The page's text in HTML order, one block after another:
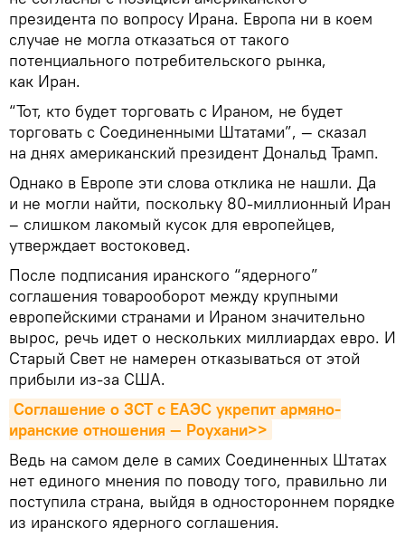
президента по вопросу Ирана. Европа ни в коем
случае не могла отказаться от такого
потенциального потребительского рынка,
как Иран.
“Тот, кто будет торговать с Ираном, не будет
торговать с Соединенными Штатами”, — сказал
на днях американский президент Дональд Трамп.
Однако в Европе эти слова отклика не нашли. Да
и не могли найти, поскольку 80-миллионный Иран
– слишком лакомый кусок для европейцев,
утверждает востоковед.
После подписания иранского “ядерного”
соглашения товарооборот между крупными
европейскими странами и Ираном значительно
вырос, речь идет о нескольких миллиардах евро. И
Старый Свет не намерен отказываться от этой
прибыли из-за США.
Соглашение о ЗСТ с ЕАЭС укрепит армяно-
иранские отношения — Роухани>>
Ведь на самом деле в самих Соединенных Штатах
нет единого мнения по поводу того, правильно ли
поступила страна, выйдя в одностороннем порядке
из иранского ядерного соглашения.